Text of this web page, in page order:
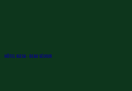
​HÔTELIGESA - BEAU SÉJOUR